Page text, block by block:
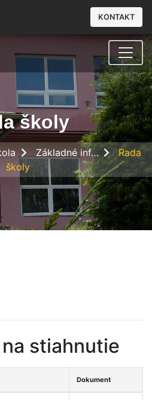
KONTAKT
školy
Základné inf…
Rada
školy
stiahnutie
Dokument